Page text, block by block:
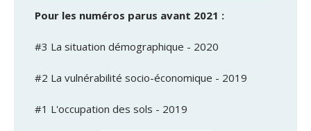
Pour les numéros parus avant 2021 :
#3 La situation démographique - 2020
#2 La vulnérabilité socio-économique - 2019
#1 L'occupation des sols - 2019